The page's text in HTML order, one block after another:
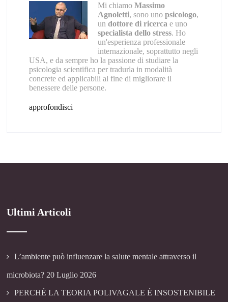
Mi chiamo Massimo
Agnoletti, sono uno psicologo,
un dottore di ricerca e uno
specialista dello stress. Ho
un'esperienza professionale
internazionale, soprattutto negli
USA, e da sempre ho la passione di studiare la
psicologia scientifica per tradurla in modalità
concrete ed applicabili al fine di migliorare il
benessere delle persone.
approfondisci
Ultimi Articoli
L’ambiente può influenzare la salute mentale attraverso il
microbiota? 20 Luglio 2026
PERCHÉ LA TEORIA POLIVAGALE É INSOSTENIBILE